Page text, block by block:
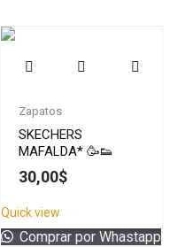
Zapatos
SKECHERS
MAFALDA* 🥳👟
30,00$
Quick view
Comprar por Whastapp